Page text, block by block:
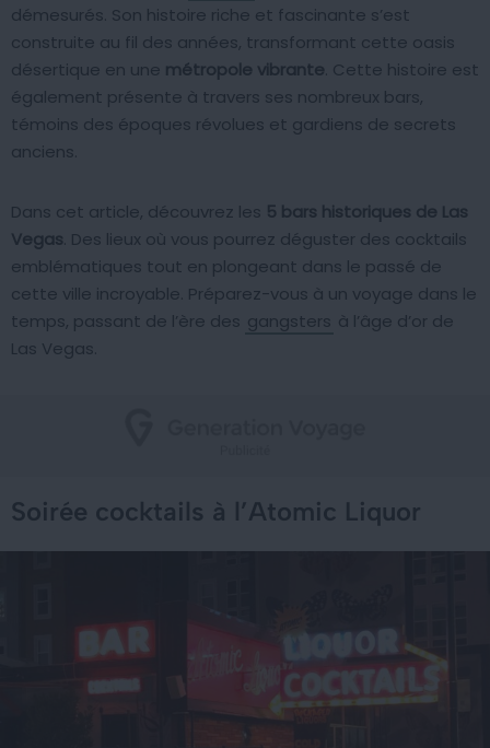
démesurés. Son histoire riche et fascinante s’est
construite au fil des années, transformant cette oasis
désertique en une métropole vibrante . Cette histoire est
également présente à travers ses nombreux bars,
témoins des époques révolues et gardiens de secrets
anciens.
Dans cet article, découvrez les 5 bars historiques de Las
Vegas . Des lieux où vous pourrez déguster des cocktails
emblématiques tout en plongeant dans le passé de
cette ville incroyable. Préparez-vous à un voyage dans le
temps, passant de l’ère des gangsters à l’âge d’or de
Las Vegas.
Soirée cocktails à l’Atomic Liquor